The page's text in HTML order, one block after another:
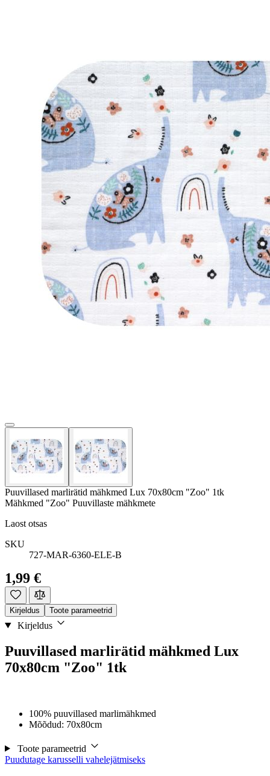
Puuvillased marlirätid mähkmed Lux 70x80cm "Zoo" 1tk
Mähkmed "Zoo" Puuvillaste mähkmete
Laost otsas
SKU
727-MAR-6360-ELE-B
1,99 €
Kirjeldus Toote parameetrid
Kirjeldus
Puuvillased marlirätid mähkmed Lux
70x80cm "Zoo" 1tk
100% puuvillased marlimähkmed
Mõõdud: 70x80cm
Toote parameetrid
Puudutage karusselli vahelejätmiseks